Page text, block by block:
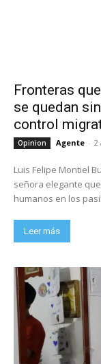
Fronteras
se quedan
control
Opinion Agente - 2
Luis Felipe Montiel Bueno, vamos a ver. Resulta que Europa, esa
señora elegante
humanos en los
Leer más